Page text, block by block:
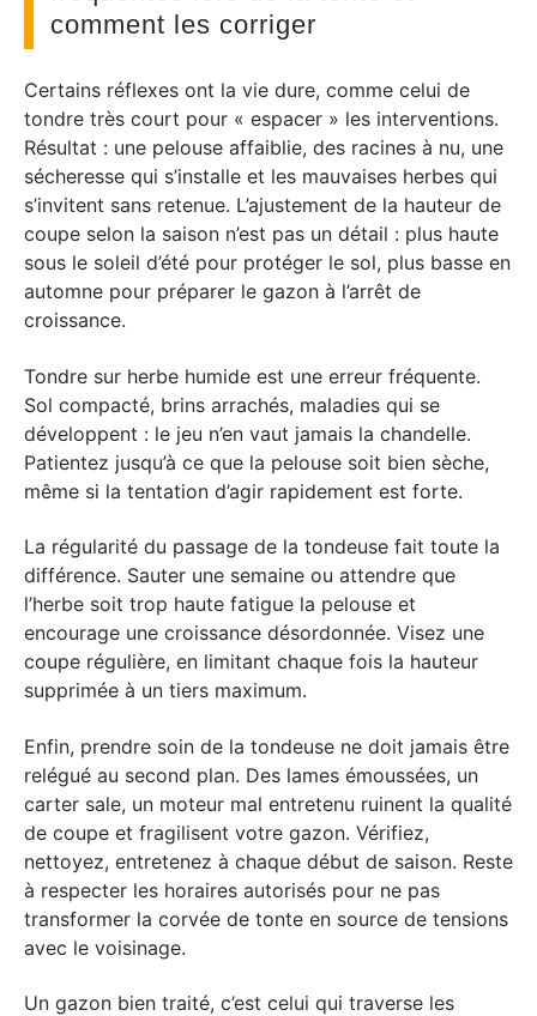
comment les corriger
Certains réflexes ont la vie dure, comme celui de
tondre très court pour « espacer » les interventions.
Résultat : une pelouse affaiblie, des racines à nu, une
sécheresse qui s’installe et les mauvaises herbes qui
s’invitent sans retenue. L’ajustement de la hauteur de
coupe selon la saison n’est pas un détail : plus haute
sous le soleil d’été pour protéger le sol, plus basse en
automne pour préparer le gazon à l’arrêt de
croissance.
Tondre sur herbe humide est une erreur fréquente.
Sol compacté, brins arrachés, maladies qui se
développent : le jeu n’en vaut jamais la chandelle.
Patientez jusqu’à ce que la pelouse soit bien sèche,
même si la tentation d’agir rapidement est forte.
La régularité du passage de la tondeuse fait toute la
différence. Sauter une semaine ou attendre que
l’herbe soit trop haute fatigue la pelouse et
encourage une croissance désordonnée. Visez une
coupe régulière, en limitant chaque fois la hauteur
supprimée à un tiers maximum.
Enfin, prendre soin de la tondeuse ne doit jamais être
relégué au second plan. Des lames émoussées, un
carter sale, un moteur mal entretenu ruinent la qualité
de coupe et fragilisent votre gazon. Vérifiez,
nettoyez, entretenez à chaque début de saison. Reste
à respecter les horaires autorisés pour ne pas
transformer la corvée de tonte en source de tensions
avec le voisinage.
Un gazon bien traité, c’est celui qui traverse les